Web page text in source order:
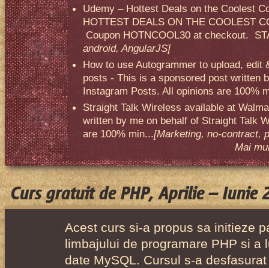
Udemy – Hottest Deals on the Coolest
HOTTEST DEALS ON THE COOLEST
Coupon HOTNCOOL30 at checkout.
android, AngularJS]
How to use Autogrammer to upload, edit
posts - This is a sponsored post written
Instagram Posts. All opinions are 100%
Straight Talk Wireless available at
written by me on behalf of Straight Talk
are 100% min...[Marketing, no-contract,
Mai
Curs gratuit de PHP, Aprilie – Iunie
Acest curs si-a propus sa initieze
limbajului de programare PHP si a
date MySQL. Cursul s-a